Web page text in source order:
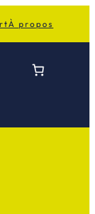
À propos